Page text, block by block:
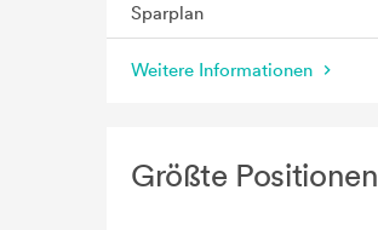
Sparplan
Weitere Informationen
Größte Positionen